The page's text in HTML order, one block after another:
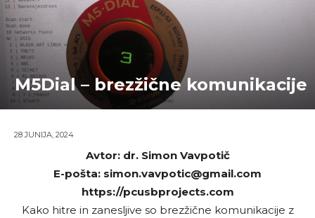
M5Dial – brezžične komunikacije
28 JUNIJA, 2024
Avtor: dr. Simon Vavpotič
E-pošta: simon.vavpotic@gmail.com
https://pcusbprojects.com
Kako hitre in zanesljive so brezžične komunikacije z